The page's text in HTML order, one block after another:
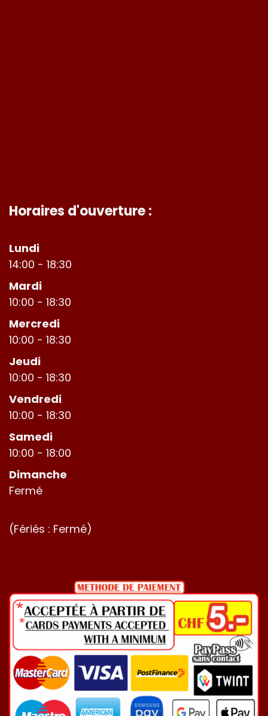
Horaires d'ouverture :
Lundi
14:00 - 18:30
Mardi
10:00 - 18:30
Mercredi
10:00 - 18:30
Jeudi
10:00 - 18:30
Vendredi
10:00 - 18:30
Samedi
10:00 - 18:00
Dimanche
Fermé
(Fériés : Fermé)